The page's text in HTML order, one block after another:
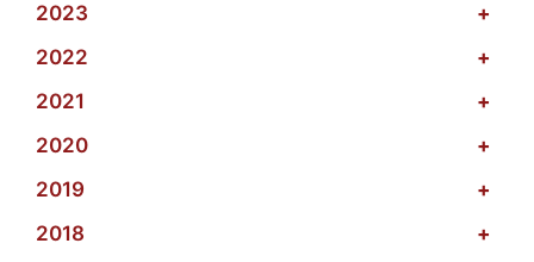
2023
+
2022
+
2021
+
2020
+
2019
+
2018
+